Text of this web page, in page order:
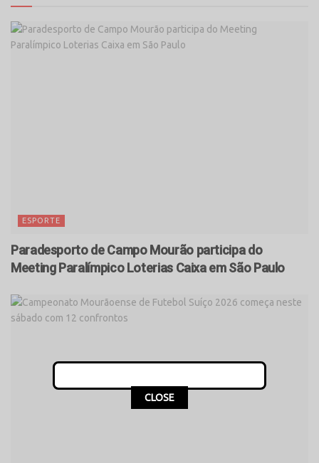
ESPORTE
Paradesporto de Campo Mourão participa do
Meeting Paralímpico Loterias Caixa em São Paulo
CLOSE